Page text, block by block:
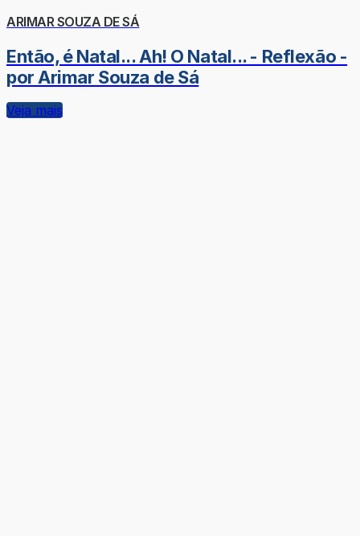
ARIMAR SOUZA DE SÁ
Então, é Natal... Ah! O Natal... - Reflexão -
por Arimar Souza de Sá
Veja mais